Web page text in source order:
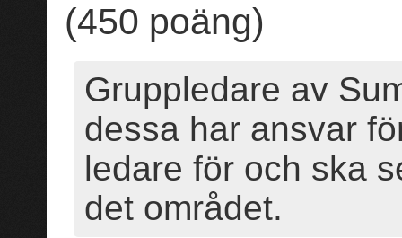
(450 poäng)
Gruppledare av
dessa har ansvar
ledare för och ska
det området.